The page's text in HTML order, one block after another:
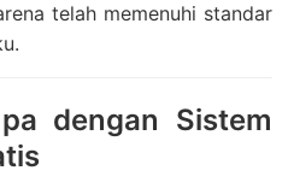
telah memenuhi standar
dengan Sistem